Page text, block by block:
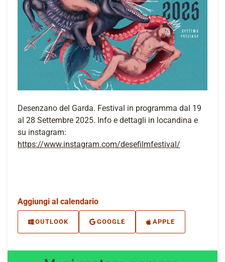
Desenzano del Garda. Festival in programma dal 19
al 28 Settembre 2025. Info e dettagli in locandina e
su instagram:
https://www.instagram.com/desefilmfestival/
Aggiungi al calendario
OUTLOOK GOOGLE APPLE